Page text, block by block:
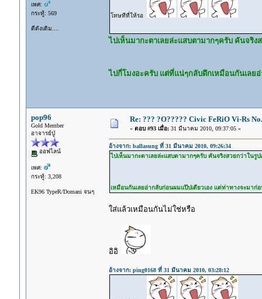
เพศ:
กระทู้: 569
ดีดังเดิม....
โทษทีที่ให้รอ
ไปเห็นมากะตาเลยล่ะแสบตามากๆครับ คันจริ
ไปกี่โมงอะครับ แต่ที่แน่ๆกลับดึกเหมือนกันเล
pop96
Gold Member
อาจารย์ปู่
ออฟไลน์
เพศ:
กระทู้: 3,208
EK96 TypeR/Domani จนๆ
Re: ??? ?O????? Civic FeRiO Vi-Rs
« ตอบ #93 เมื่อ:31 มีนาคม 2010, 09:37:05 »
อ้างจาก: ballasung ที่ 31 มีนาคม 2010, 09:26:34
ไปเห็นมากะตาเลยล่ะแสบตามากๆครับ คันจริงสวยกว่าใน
เหมือนกันเลยอ่ากลับก่อนผมแป๊ปเดียวเอง แต่ท่าทางจะมา
ใส่แล้วเหมือนกันไม่ใช่หรือ
อิอิ
อ้างจาก: ping0168 ที่ 31 มีนาคม 2010, 03:28:12